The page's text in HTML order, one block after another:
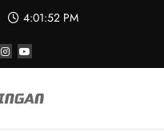
4:01:53 PM